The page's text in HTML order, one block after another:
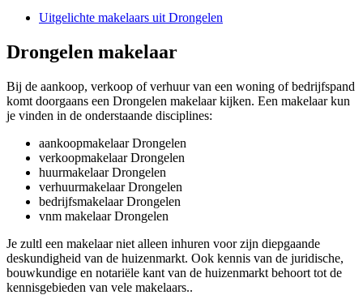
Uitgelichte makelaars uit Drongelen
Drongelen makelaar
Bij de aankoop, verkoop of verhuur van een woning of bedrijfspand
komt doorgaans een Drongelen makelaar kijken. Een makelaar kun
je vinden in de onderstaande disciplines:
aankoopmakelaar Drongelen
verkoopmakelaar Drongelen
huurmakelaar Drongelen
verhuurmakelaar Drongelen
bedrijfsmakelaar Drongelen
vnm makelaar Drongelen
Je zultl een makelaar niet alleen inhuren voor zijn diepgaande
deskundigheid van de huizenmarkt. Ook kennis van de juridische,
bouwkundige en notariële kant van de huizenmarkt behoort tot de
kennisgebieden van vele makelaars..